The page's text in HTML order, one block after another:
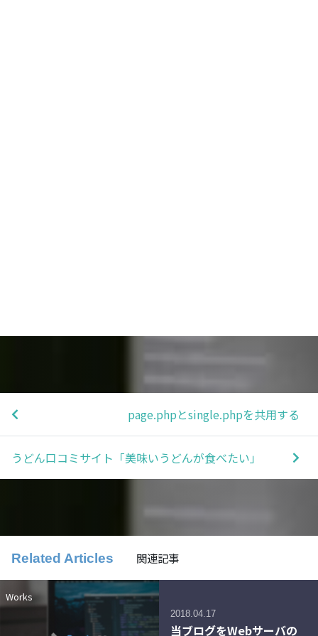
page.phpとsingle.phpを共用する
うどん口コミサイト「美味いうどんが食べたい」
Related Articles 関連記事
Works
2018.04.17
当ブログをWebサーバの